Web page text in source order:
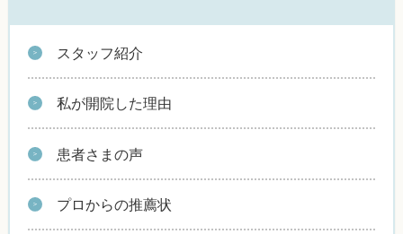
スタッフ紹介
私が開院した理由
患者さまの声
プロからの推薦状